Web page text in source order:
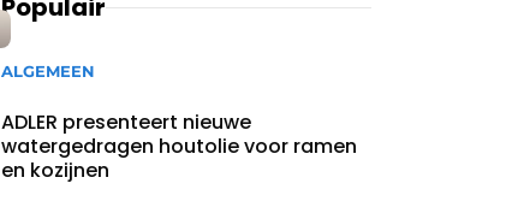
Populair
ALGEMEEN
ADLER presenteert nieuwe
watergedragen houtolie voor ramen
en kozijnen